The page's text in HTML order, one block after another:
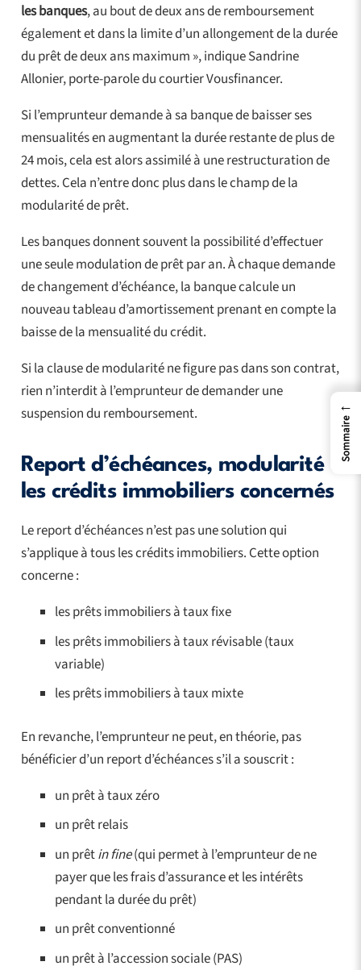
les banques, au bout de deux ans de remboursement
également et dans la limite d’un allongement de la durée
du prêt de deux ans maximum », indique Sandrine
Allonier, porte-parole du courtier Vousfinancer.
Si l’emprunteur demande à sa banque de baisser ses
mensualités en augmentant la durée restante de plus de
24 mois, cela est alors assimilé à une restructuration de
dettes. Cela n’entre donc plus dans le champ de la
modularité de prêt.
Les banques donnent souvent la possibilité d’effectuer
une seule modulation de prêt par an. À chaque demande
de changement d’échéance, la banque calcule un
nouveau tableau d’amortissement prenant en compte la
baisse de la mensualité du crédit.
Si la clause de modularité ne figure pas dans son contrat,
rien n’interdit à l’emprunteur de demander une
suspension du remboursement.
Report d’échéances, modularité :
les crédits immobiliers concernés
Le report d’échéances n’est pas une solution qui
s’applique à tous les crédits immobiliers. Cette option
concerne :
les prêts immobiliers à taux fixe
les prêts immobiliers à taux révisable (taux
variable)
les prêts immobiliers à taux mixte
En revanche, l’emprunteur ne peut, en théorie, pas
bénéficier d’un report d’échéances s’il a souscrit :
un prêt à taux zéro
un prêt relais
un prêtin fine(qui permet à l’emprunteur de ne
payer que les frais d’assurance et les intérêts
pendant la durée du prêt)
un prêt conventionné
un prêt à l’accession sociale (PAS)
←
Sommaire